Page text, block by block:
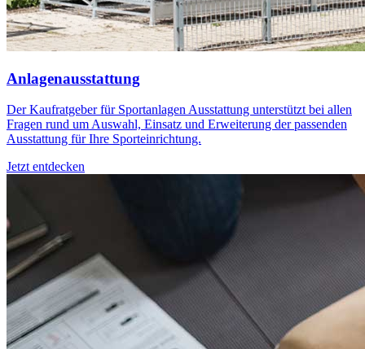
Anlagenausstattung
Der Kaufratgeber für Sportanlagen Ausstattung unterstützt bei allen
Fragen rund um Auswahl, Einsatz und Erweiterung der passenden
Ausstattung für Ihre Sporteinrichtung.
Jetzt entdecken